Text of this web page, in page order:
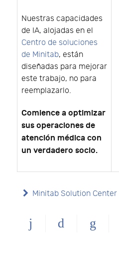
Nuestras capacidades
de IA, alojadas en el
Centro de soluciones
de Minitab, están
diseñadas para mejorar
este trabajo, no para
reemplazarlo.
Comience a optimizar
sus operaciones de
atención médica con
un verdadero socio.
Minitab Solution Center